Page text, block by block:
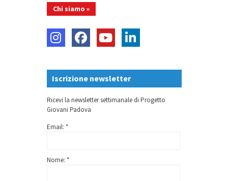
Chi siamo »
Iscrizione newsletter
Ricevi la newsletter settimanale di Progetto
Giovani Padova
Email: *
Nome: *